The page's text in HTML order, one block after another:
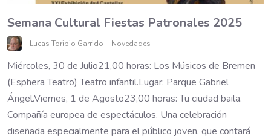
Semana Cultural Fiestas Patronales 2025
Lucas Toribio Garrido Novedades
Miércoles, 30 de Julio21,00 horas: Los Músicos de Bremen
(Esphera Teatro) Teatro infantil.Lugar: Parque Gabriel
Ángel.Viernes, 1 de Agosto23,00 horas: Tu ciudad baila.
Compañía europea de espectáculos. Una celebración
diseñada especialmente para el público joven, que contará